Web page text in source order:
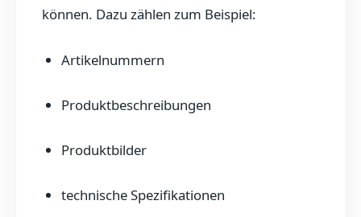
können. Dazu zählen zum Beispiel:
Artikelnummern
Produktbeschreibungen
Produktbilder
technische Spezifikationen